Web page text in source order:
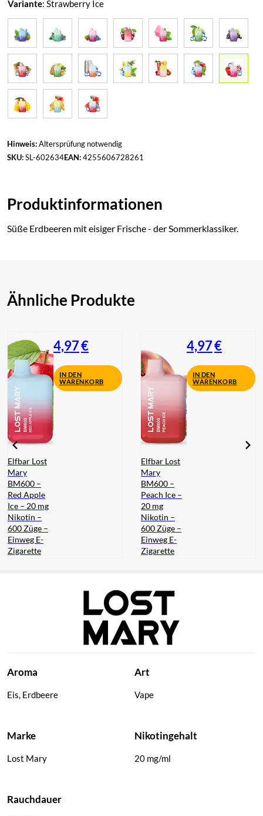
Variante: Strawberry Ice
Hinweis:Altersprüfung notwendig
SKU:SL-602634EAN:4255606728261
Produktinformationen
Süße Erdbeeren mit eisiger Frische - der Sommerklassiker.
Ähnliche Produkte
Elfbar Lost
Mary
BM600 –
Red Apple
Ice – 20 mg
Nikotin –
600 Züge –
Einweg E-
Zigarette
4,97€
IN DEN
WARENKORB
Elfbar Lost
Mary
BM600 –
Peach Ice –
20 mg
Nikotin –
600 Züge –
Einweg E-
Zigarette
4,97€
IN DEN
WARENKORB
Aroma
Eis, Erdbeere
Art
Vape
Marke
Lost Mary
Nikotingehalt
20 mg/ml
Rauchdauer